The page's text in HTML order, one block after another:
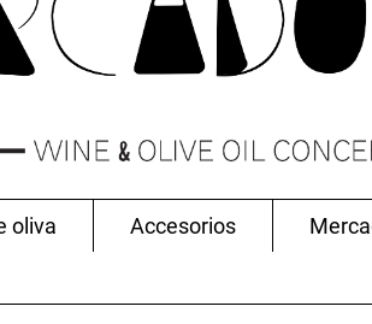
oliva Accesorios